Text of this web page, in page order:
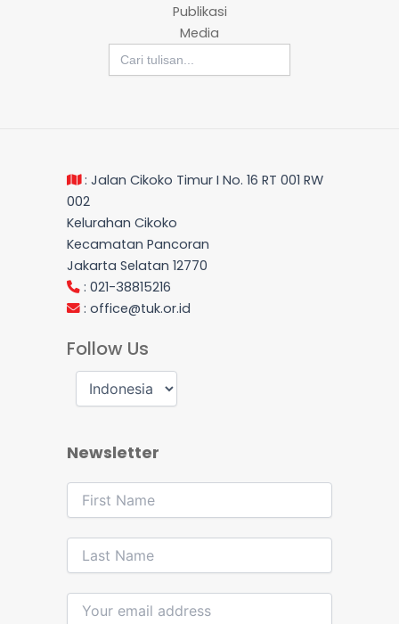
Publikasi
Media
Search
for:
: Jalan Cikoko Timur I No. 16 RT 001 RW
002
Kelurahan Cikoko
Kecamatan Pancoran
Jakarta Selatan 12770
: 021-38815216
: office@tuk.or.id
Follow Us
Newsletter